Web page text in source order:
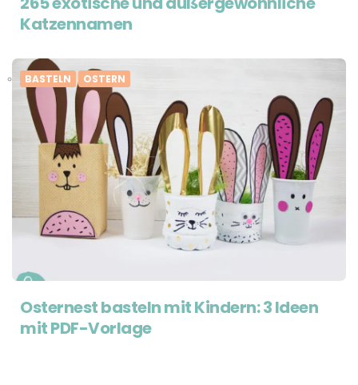
Katzennamen
BASTELN OSTERN
Osternest basteln mit Kindern: 3 Ideen
mit PDF-Vorlage